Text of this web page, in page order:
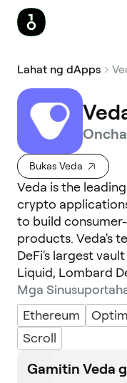
Lahat ng dApps
Bukas Veda
Veda is the
crypto
to build
products. Veda's
DeFi's largest
Liquid, Lombard
Mga
Ethereum
Scroll
Gamitin Veda